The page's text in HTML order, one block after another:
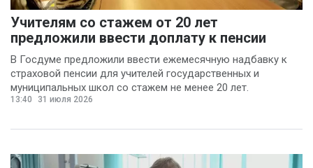
Учителям со стажем от 20 лет
предложили ввести доплату к пенсии
В Госдуме предложили ввести ежемесячную надбавку к
страховой пенсии для учителей государственных и
муниципальных школ со стажем не менее 20 лет.
13:40 31 июля 2026